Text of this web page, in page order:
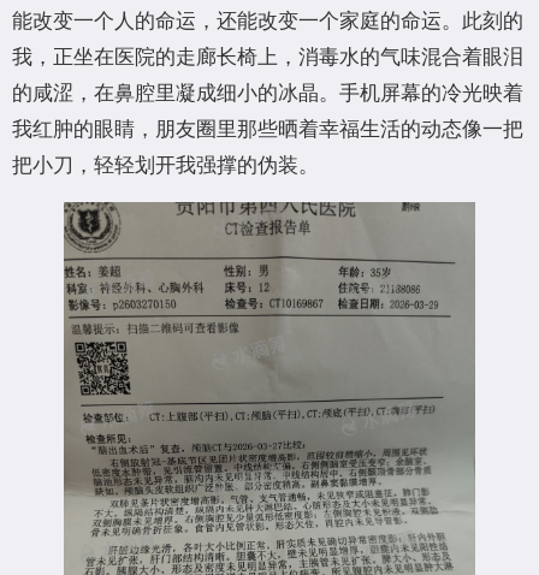
能改变一个人的命运，还能改变一个家庭的命运。此刻的
我，正坐在医院的走廊长椅上，消毒水的气味混合着眼泪
的咸涩，在鼻腔里凝成细小的冰晶。手机屏幕的冷光映着
我红肿的眼睛，朋友圈里那些晒着幸福生活的动态像一把
把小刀，轻轻划开我强撑的伪装。